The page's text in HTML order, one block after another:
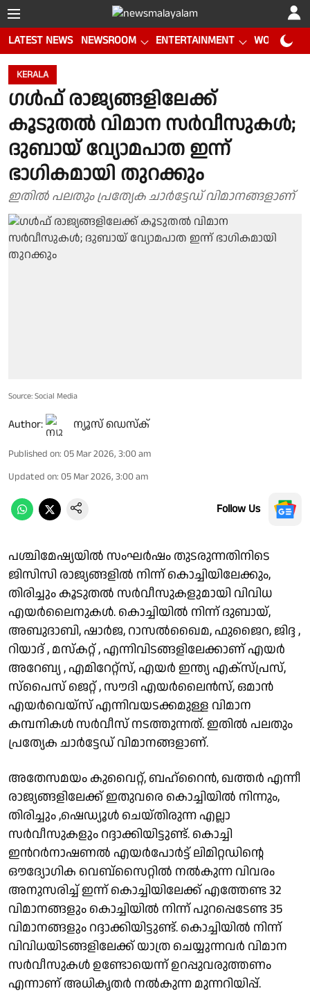
LATEST NEWS NEWSROOM ENTERTAINMENT WORLD CUP
KERALA
ഗൾഫ് രാജ്യങ്ങളിലേക്ക്
കൂടുതൽ വിമാന സർവീസുകൾ;
ദുബായ് വ്യോമപാത ഇന്ന്
ഭാഗികമായി തുറക്കും
ഇതിൽ പലതും പ്രത്യേക ചാർട്ടേഡ് വിമാനങ്ങളാണ്
Source: Social Media
Author: ന്യൂസ് ഡെസ്ക്
Published on: 05 Mar 2026, 3:00 am
Updated on: 05 Mar 2026, 3:00 am
Follow Us
പശ്ചിമേഷ്യയിൽ സംഘർഷം തുടരുന്നതിനിടെ
ജിസിസി രാജ്യങ്ങളിൽ നിന്ന് കൊച്ചിയിലേക്കും,
തിരിച്ചും കൂടുതൽ സർവീസുകളുമായി വിവിധ
എയർലൈനുകൾ. കൊച്ചിയിൽ നിന്ന് ദുബായ്,
അബുദാബി, ഷാർജ, റാസൽഖൈമ, ഫുജൈറ, ജിദ്ദ ,
റിയാദ് , മസ്കറ്റ് , എന്നിവിടങ്ങളിലേക്കാണ് എയർ
അറേബ്യ , എമിറേറ്റ്സ്, എയർ ഇന്ത്യ എക്സ്പ്രസ്,
സ്പൈസ് ജെറ്റ് , സൗദി എയർലൈൻസ്, ഒമാൻ
എയർവെയ്സ് എന്നിവയടക്കമുള്ള വിമാന
കമ്പനികൾ സർവീസ് നടത്തുന്നത്. ഇതിൽ പലതും
പ്രത്യേക ചാർട്ടേഡ് വിമാനങ്ങളാണ്.
അതേസമയം കുവൈറ്റ്, ബഹ്റൈൻ, ഖത്തർ എന്നീ
രാജ്യങ്ങളിലേക്ക് ഇതുവരെ കൊച്ചിയിൽ നിന്നും,
തിരിച്ചും ,ഷെഡ്യൂൾ ചെയ്തിരുന്ന എല്ലാ
സർവീസുകളും റദ്ദാക്കിയിട്ടുണ്ട്. കൊച്ചി
ഇൻറർനാഷണൽ എയർപോർട്ട് ലിമിറ്റഡിൻ്റെ
ഔദ്യോഗിക വെബ്സൈറ്റിൽ നൽകുന്ന വിവരം
അനുസരിച്ച് ഇന്ന് കൊച്ചിയിലേക്ക് എത്തേണ്ട 32
വിമാനങ്ങളും കൊച്ചിയിൽ നിന്ന് പുറപ്പെടേണ്ട 35
വിമാനങ്ങളും റദ്ദാക്കിയിട്ടുണ്ട്. കൊച്ചിയിൽ നിന്ന്
വിവിധയിടങ്ങളിലേക്ക് യാത്ര ചെയ്യുന്നവർ വിമാന
സർവീസുകൾ ഉണ്ടോയെന്ന് ഉറപ്പുവരുത്തണം
എന്നാണ് അധികൃതർ നൽകുന്ന മുന്നറിയിപ്പ്.